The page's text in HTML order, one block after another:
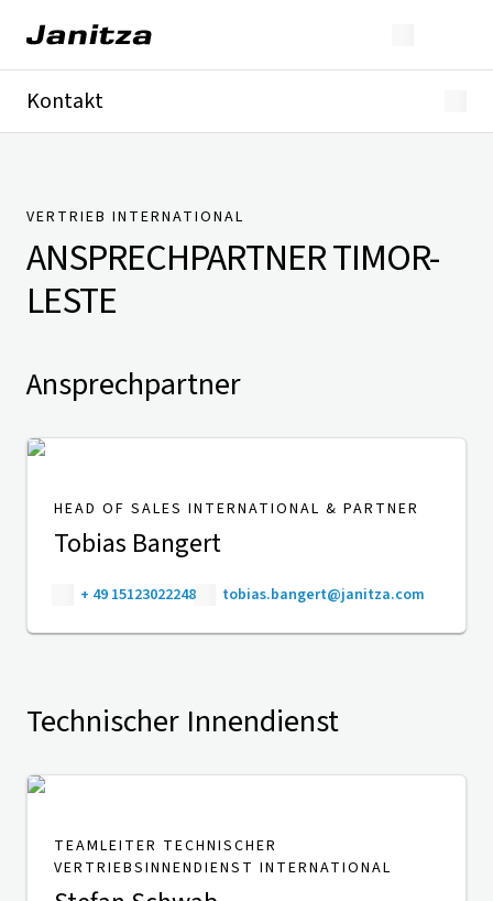
Kontakt
Presse
VERTRIEB INTERNATIONAL
ANSPRECHPARTNERTIMOR-
LESTE
Ansprechpartner
HEAD OF SALES INTERNATIONAL & PARTNER
Tobias Bangert
+ 49 15123022248 tobias.bangert@janitza.com
Technischer Innendienst
TEAMLEITER TECHNISCHER
VERTRIEBSINNENDIENST INTERNATIONAL